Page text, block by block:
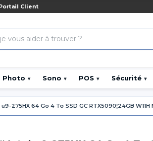
Client
Photo ▾ Sono ▾ POS ▾ Sécurité ▾
u9-275HX 64 Go 4 To SSD GC RTX5090¦24GB W11H